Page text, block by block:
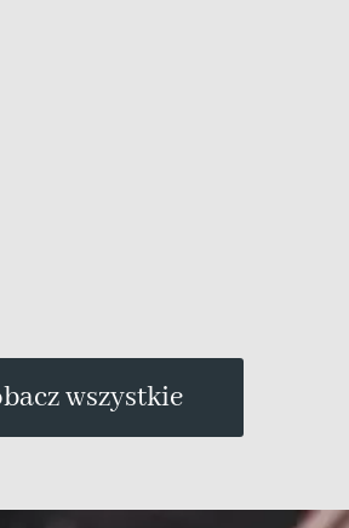
wszystkie